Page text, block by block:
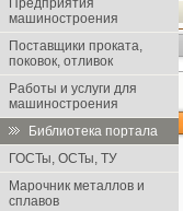
Предприятия
машиностроения
Поставщики проката,
поковок, отливок
Работы и услуги для
машиностроения
Библиотека портала
ГОСТы, ОСТы, ТУ
Марочник металлов и
сплавов